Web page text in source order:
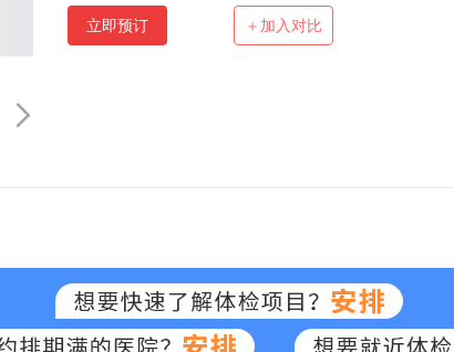
立即预订 ＋加入对比